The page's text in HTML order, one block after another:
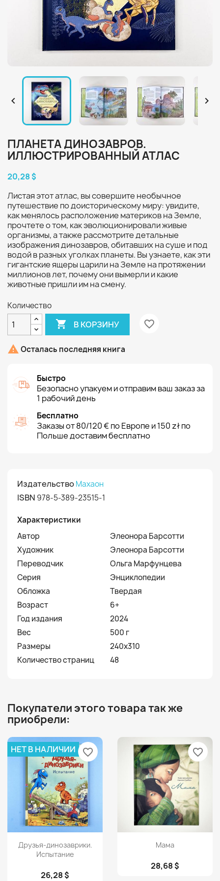
 
ПЛАНЕТА ДИНОЗАВРОВ.
ИЛЛЮСТРИРОВАННЫЙ АТЛАС
20,28 $
Листая этот атлас, вы совершите необычное
путешествие по доисторическому миру: увидите,
как менялось расположение материков на Земле,
прочтете о том, как эволюционировали живые
организмы, а также рассмотрите детальные
изображения динозавров, обитавших на суше и под
водой в разных уголках планеты. Вы узнаете, как эти
гигантские ящеры царили на Земле на протяжении
миллионов лет, почему они вымерли и какие
животные пришли им на смену.
Количество
 В КОРЗИНУ favorite_border
 Осталась последняя книга
Быстро
Безопасно упакуем и отправим ваш заказ за
1 рабочий день
Бесплатно
Заказы от 80/120 € по Европе и 150 zł по
Польше доставим бесплатно
ИздательствоМахаон
ISBN 978-5-389-23515-1
Характеристики
Автор
Элеонора Барсотти
Художник
Элеонора Барсотти
Переводчик
Ольга Марфунцева
Серия
Энциклопедии
Обложка
Твердая
Возраст
6+
Год издания
2024
Вес
500 г
Размеры
240х310
Количество страниц
48
Покупатели этого товара так же
приобрели:
Просмотр
Друзья-динозаврики.
Испытание
26,28 $
НЕТ В НАЛИЧИИ favorite_border
Просмотр
Мама
28,68 $
favorite_border